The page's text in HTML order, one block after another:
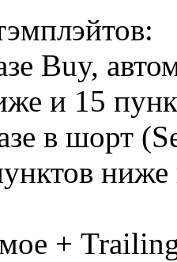
Buy,
и 15
в шорт
+